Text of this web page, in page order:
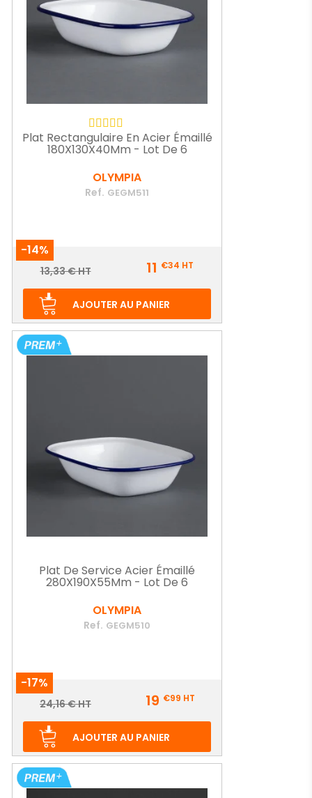
Plat Rectangulaire En Acier Émaillé
180X130X40Mm - Lot De 6
OLYMPIA
Ref. GEGM511
-14%
Prix
Prix
base
13,33 € HT 11 €34 HT
AJOUTER AU PANIER
Plat De Service Acier Émaillé
280X190X55Mm - Lot De 6
OLYMPIA
Ref. GEGM510
-17%
Prix
Prix
base
24,16 € HT 19 €99 HT
AJOUTER AU PANIER